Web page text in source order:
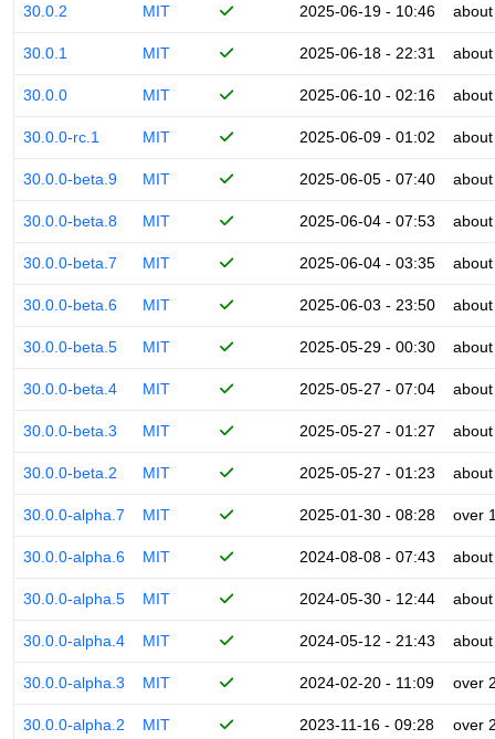
30.0.2 MIT 2025-06-19 - 10:46
30.0.1 MIT 2025-06-18 - 22:31
30.0.0 MIT 2025-06-10 - 02:16
30.0.0-rc.1 MIT 2025-06-09 - 01:02
30.0.0-beta.9 MIT 2025-06-05 - 07:40
30.0.0-beta.8 MIT 2025-06-04 - 07:53
30.0.0-beta.7 MIT 2025-06-04 - 03:35
30.0.0-beta.6 MIT 2025-06-03 - 23:50
30.0.0-beta.5 MIT 2025-05-29 - 00:30
30.0.0-beta.4 MIT 2025-05-27 - 07:04
30.0.0-beta.3 MIT 2025-05-27 - 01:27
30.0.0-beta.2 MIT 2025-05-27 - 01:23
30.0.0-alpha.7 MIT 2025-01-30 - 08:28 over
30.0.0-alpha.6 MIT 2024-08-08 - 07:43
30.0.0-alpha.5 MIT 2024-05-30 - 12:44
30.0.0-alpha.4 MIT 2024-05-12 - 21:43
30.0.0-alpha.3 MIT 2024-02-20 - 11:09 over
30.0.0-alpha.2 MIT 2023-11-16 - 09:28 over